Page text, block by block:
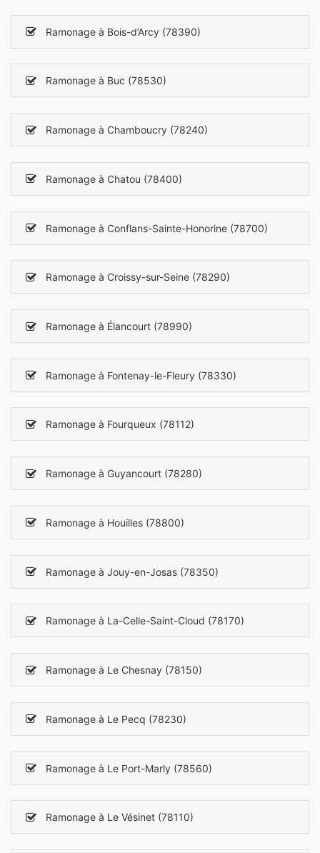
Ramonage à Bois-d’Arcy (78390)
Ramonage à Buc (78530)
Ramonage à Chamboucry (78240)
Ramonage à Chatou (78400)
Ramonage à Conflans-Sainte-Honorine (78700)
Ramonage à Croissy-sur-Seine (78290)
Ramonage à Élancourt (78990)
Ramonage à Fontenay-le-Fleury (78330)
Ramonage à Fourqueux (78112)
Ramonage à Guyancourt (78280)
Ramonage à Houilles (78800)
Ramonage à Jouy-en-Josas (78350)
Ramonage à La-Celle-Saint-Cloud (78170)
Ramonage à Le Chesnay (78150)
Ramonage à Le Pecq (78230)
Ramonage à Le Port-Marly (78560)
Ramonage à Le Vésinet (78110)